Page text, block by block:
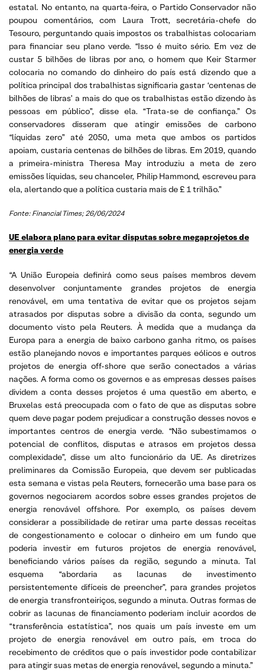
estatal. No entanto, na quarta-feira, o Partido Conservador não
poupou comentários, com Laura Trott, secretária-chefe do
Tesouro, perguntando quais impostos os trabalhistas colocariam
para financiar seu plano verde. “Isso é muito sério. Em vez de
custar 5 bilhões de libras por ano, o homem que Keir Starmer
colocaria no comando do dinheiro do país está dizendo que a
política principal dos trabalhistas significaria gastar ‘centenas de
bilhões de libras’ a mais do que os trabalhistas estão dizendo às
pessoas em público”, disse ela. “Trata-se de confiança.” Os
conservadores disseram que atingir emissões de carbono
“líquidas zero” até 2050, uma meta que ambos os partidos
apoiam, custaria centenas de bilhões de libras. Em 2019, quando
a primeira-ministra Theresa May introduziu a meta de zero
emissões líquidas, seu chanceler, Philip Hammond, escreveu para
ela, alertando que a política custaria mais de £ 1 trilhão.”
Fonte: Financial Times; 26/06/2024
UE elabora plano para evitar disputas sobre megaprojetos de
energia verde
“A União Europeia definirá como seus países membros devem
desenvolver conjuntamente grandes projetos de energia
renovável, em uma tentativa de evitar que os projetos sejam
atrasados por disputas sobre a divisão da conta, segundo um
documento visto pela Reuters. À medida que a mudança da
Europa para a energia de baixo carbono ganha ritmo, os países
estão planejando novos e importantes parques eólicos e outros
projetos de energia off-shore que serão conectados a várias
nações. A forma como os governos e as empresas desses países
dividem a conta desses projetos é uma questão em aberto, e
Bruxelas está preocupada com o fato de que as disputas sobre
quem deve pagar podem prejudicar a construção desses novos e
importantes centros de energia verde. “Não subestimamos o
potencial de conflitos, disputas e atrasos em projetos dessa
complexidade”, disse um alto funcionário da UE. As diretrizes
preliminares da Comissão Europeia, que devem ser publicadas
esta semana e vistas pela Reuters, fornecerão uma base para os
governos negociarem acordos sobre esses grandes projetos de
energia renovável offshore. Por exemplo, os países devem
considerar a possibilidade de retirar uma parte dessas receitas
de congestionamento e colocar o dinheiro em um fundo que
poderia investir em futuros projetos de energia renovável,
beneficiando vários países da região, segundo a minuta. Tal
esquema “abordaria as lacunas de investimento
persistentemente difíceis de preencher”, para grandes projetos
de energia transfronteiriços, segundo a minuta. Outras formas de
cobrir as lacunas de financiamento poderiam incluir acordos de
“transferência estatística”, nos quais um país investe em um
projeto de energia renovável em outro país, em troca do
recebimento de créditos que o país investidor pode contabilizar
para atingir suas metas de energia renovável, segundo a minuta.”